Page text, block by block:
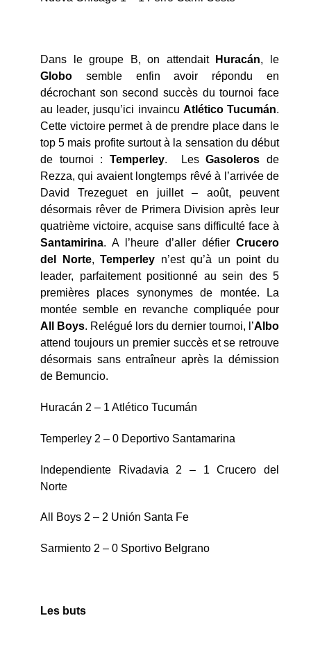
Dans le groupe B, on attendait Huracán, le
Globo semble enfin avoir répondu en
décrochant son second succès du tournoi face
au leader, jusqu’ici invaincu Atlético Tucumán.
Cette victoire permet à de prendre place dans le
top 5 mais profite surtout à la sensation du début
de tournoi :Temperley. LesGasoleros de
Rezza, qui avaient longtemps rêvé à l’arrivée de
David Trezeguet en juillet – août, peuvent
désormais rêver de Primera Division après leur
quatrième victoire, acquise sans difficulté face à
Santamirina. A l’heure d’aller défier Crucero
del Norte,Temperley n’est qu’à un point du
leader, parfaitement positionné au sein des 5
premières places synonymes de montée. La
montée semble en revanche compliquée pour
All
Boys. Relégué lors du dernier tournoi, l’Albo
attend toujours un premier succès et se retrouve
désormais sans entraîneur après la démission
de Bemuncio.
Huracán 2 – 1 Atlético Tucumán
Temperley 2 – 0 Deportivo Santamarina
Independiente Rivadavia 2 – 1 Crucero del
Norte
All Boys 2 – 2 Unión Santa Fe
Sarmiento 2 – 0 Sportivo Belgrano
Les buts